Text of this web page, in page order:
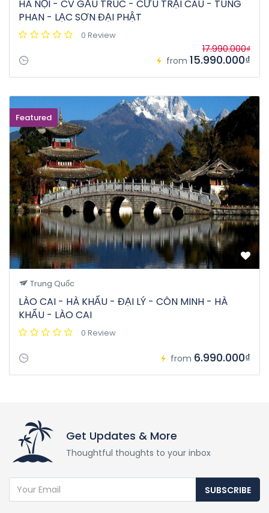
HÀ NỘI - CV GẤU TRÚC - CỬU TRẠI CÂU - TÙNG
PHAN - LẠC SƠN ĐẠI PHẬT
0 Review
from
17.990.000₫
15.990.000₫
Featured
Trung Quốc
LÀO CAI - HÀ KHẨU - ĐẠI LÝ - CÔN MINH - HÀ
KHẨU - LÀO CAI
0 Review
from 6.990.000₫
Get Updates & More
Thoughtful thoughts to your inbox
SUBSCRIBE